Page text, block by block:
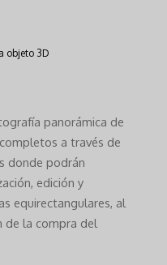
objeto 3D
panorámica de
a través de
donde podrán
edición y
equirectangulares, al
de la compra del